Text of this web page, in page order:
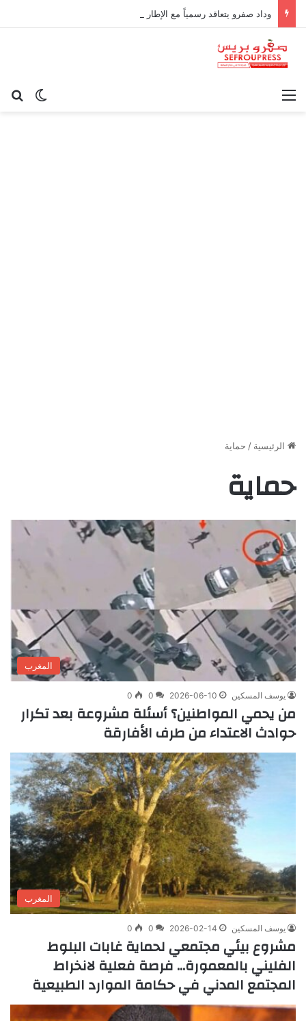
الوضع القائمة
الرئيسية / حماية
حماية
المغرب
يوسف المسكين 2026-06-10
0
0
من يحمي المواطنين؟ أسئلة مشروعة بعد تكرار
حوادث الاعتداء من طرف الأفارقة
المغرب
يوسف المسكين 2026-02-14
0
0
مشروع بيئي مجتمعي لحماية غابات البلوط
الفليني بالمعمورة… فرصة فعلية لانخراط
المجتمع المدني في حكامة الموارد الطبيعية